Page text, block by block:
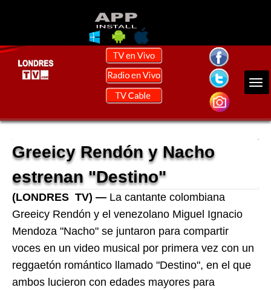
Greeicy Rendón y Nacho
estrenan "Destino"
(LONDRES TV) — La cantante colombiana
Greeicy Rendón y el venezolano Miguel Ignacio
Mendoza "Nacho" se juntaron para compartir
voces en un video musical por primera vez con un
reggaetón romántico llamado "Destino", en el que
ambos lucieron con edades mayores para